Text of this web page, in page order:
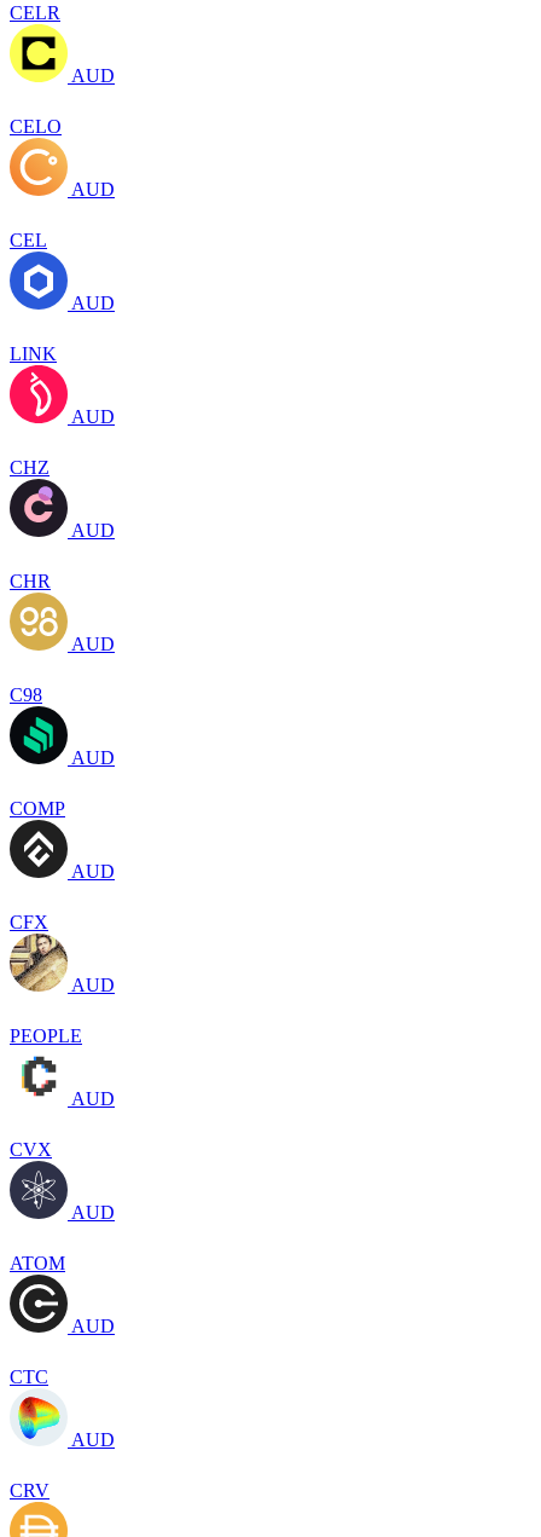
CELR
AUD
CELO
AUD
CEL
AUD
LINK
AUD
CHZ
AUD
CHR
AUD
C98
AUD
COMP
AUD
CFX
AUD
PEOPLE
AUD
CVX
AUD
ATOM
AUD
CTC
AUD
CRV